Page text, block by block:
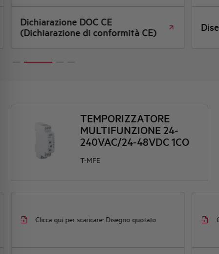
Dichiarazione DOC CE
(Dichiarazione di conformità CE)
TEMPORIZZATORE
MULTIFUNZIONE 24-
240VAC/24-48VDC 1CO
T-MFE
Clicca qui per scaricare: Disegno quotato